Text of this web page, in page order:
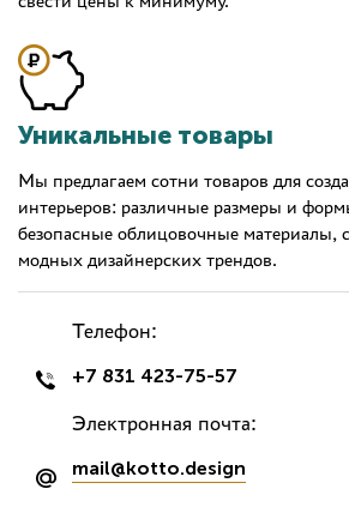
Уникальные товары
Мы предлагаем сотни товаров для
интерьеров: различные размеры и
безопасные облицовочные материалы,
модных дизайнерских трендов.
Телефон:
+7 831 423-75-57
Электронная почта:
mail@kotto.design